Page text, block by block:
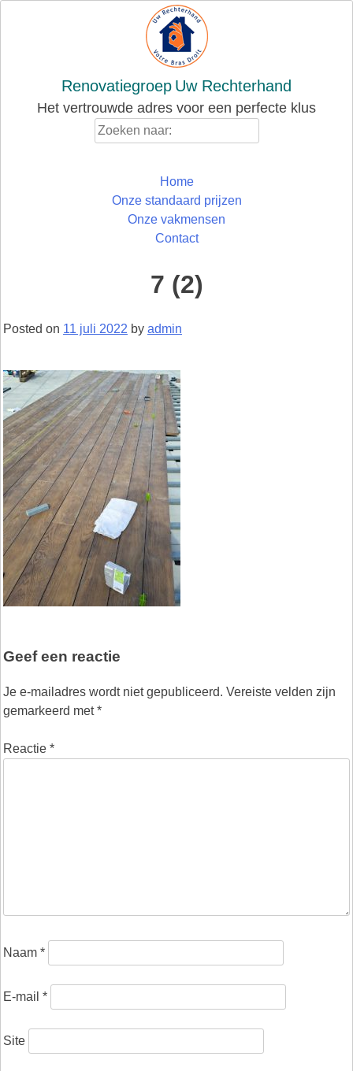
Renovatiegroep Uw Rechterhand
Het vertrouwde adres voor een perfecte klus
Home
Onze standaard prijzen
Onze vakmensen
Contact
7 (2)
Posted on 11 juli 2022 by admin
Geef een reactie
Je e-mailadres wordt niet gepubliceerd. Vereiste velden zijn
gemarkeerd met*
Reactie *
Naam *
E-mail *
Site